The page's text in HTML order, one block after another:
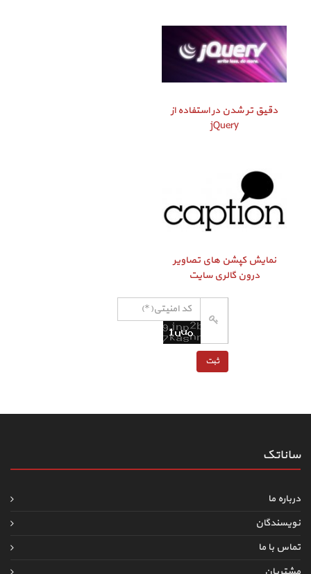
دقیق‌ تر شدن در استفاده از
jQuery
نمایش کپشن‌ های تصاویر
درون گالری سایت
ساناتک
درباره ما
نویسندگان
تماس با ما